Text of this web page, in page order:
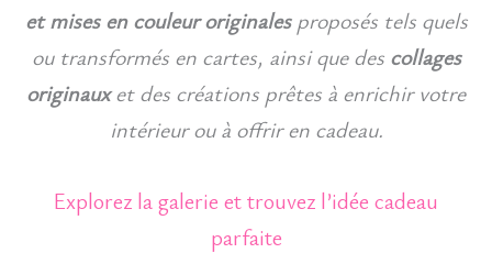
et mises en couleur originalesproposés tels quels
ou transformés en cartes, ainsi que des collages
originauxet des créations prêtes à enrichir votre
intérieur ou à offrir en cadeau.
Explorez la galerie et trouvez l’idée cadeau
parfaite